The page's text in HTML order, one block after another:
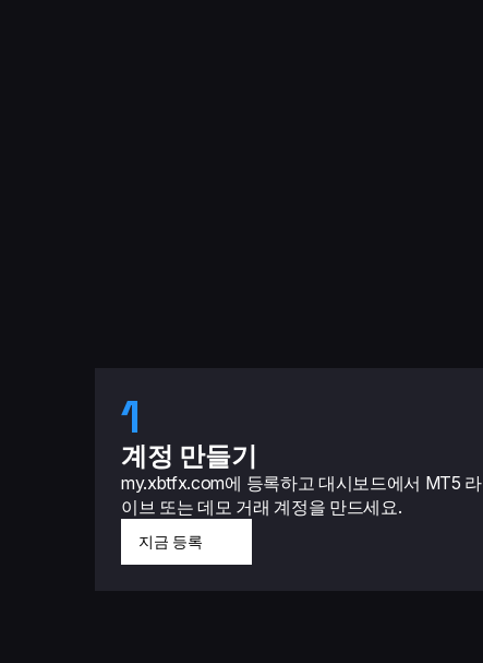
1
계정 만들기
my.xbtfx.com에 등록하고 대시보드에서 MT5 라
이브 또는 데모 거래 계정을 만드세요.
지금 등록